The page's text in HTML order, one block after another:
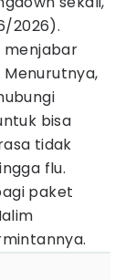
2026).
menjabar
bisa
tidak
flu.
paket